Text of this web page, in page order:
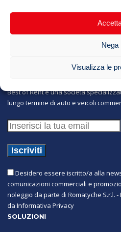
Nega
Visualizza le
Best of Rent è una società
lungo termine di auto e veicoli
Desidero essere iscritto/a alla
comunicazioni commerciali e
noleggio da parte di Romatyche S.r.l. -
da Informativa Privacy
SOLUZIONI